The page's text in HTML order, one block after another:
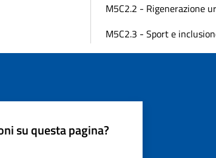
M5C2.2 - Rigenerazione
M5C2.3 - Sport e
su questa pagina?